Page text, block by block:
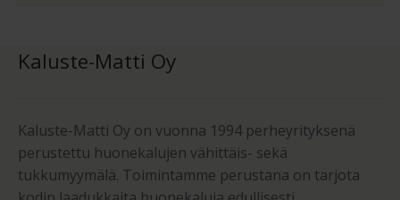
Kaluste-Matti Oy
Kaluste-Matti Oy on vuonna 1994 perheyrityksenä
perustettu huonekalujen vähittäis- sekä
tukkumyymälä. Toimintamme perustana on tarjota